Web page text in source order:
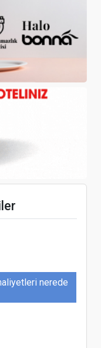
İstanbul’da
iptal edildi
olacak
nerede